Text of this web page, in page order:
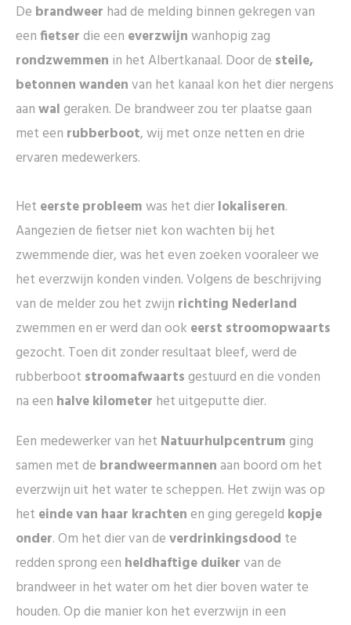
De brandweer had de melding binnen gekregen van
eenfietserdie een everzwijnwanhopig zag
rondzwemmen in het Albertkanaal. Door de steile,
betonnen wandenvan het kanaal kon het dier nergens
aanwalgeraken. De brandweer zou ter plaatse gaan
met een rubberboot, wij met onze netten en drie
ervaren medewerkers.
Het eerste probleemwas het dierlokaliseren.
Aangezien de fietser niet kon wachten bij het
zwemmende dier, was het even zoeken vooraleer we
het everzwijn konden vinden. Volgens de beschrijving
van de melder zou het zwijn richting Nederland
zwemmen en er werd dan ook eerst stroomopwaarts
gezocht. Toen dit zonder resultaat bleef, werd de
rubberboot stroomafwaartsgestuurd en die vonden
na een halve kilometer het uitgeputte dier.
Een medewerker van het Natuurhulpcentrumging
samen met de brandweermannenaan boord om het
everzwijn uit het water te scheppen. Het zwijn was op
het einde van haar krachtenen ging geregeld kopje
onder. Om het dier van deverdrinkingsdood te
redden sprong een heldhaftige duikervan de
brandweer in het water om het dier boven water te
houden. Op die manier kon het everzwijn in een